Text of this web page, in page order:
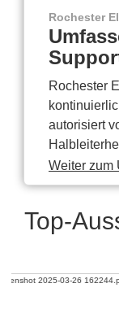
Rochester
Rochester
autorisiert
Weiter zum
Top-